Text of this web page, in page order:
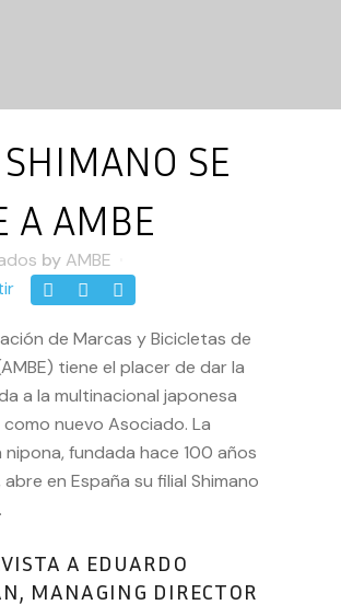
SHIMANO SE
A AMBE
by AMBE
de Marcas y Bicicletas de
tiene el placer de dar la
a la multinacional japonesa
como nuevo Asociado. La
nipona, fundada hace 100 años
abre en España su filial Shimano
A EDUARDO
MANAGING DIRECTOR